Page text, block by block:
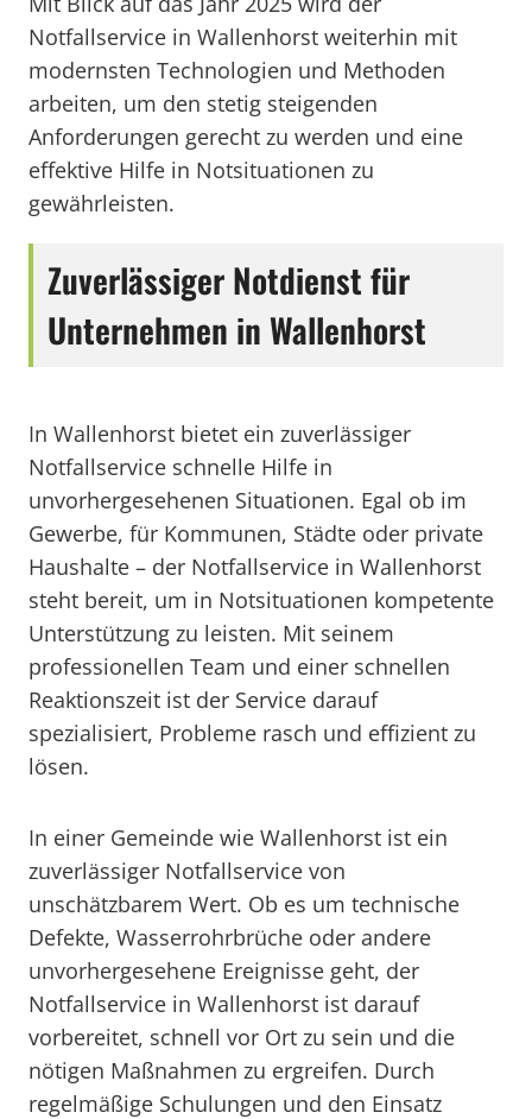
Notfallservice in Wallenhorst weiterhin mit
modernsten Technologien und Methoden
arbeiten, um den stetig steigenden
Anforderungen gerecht zu werden und eine
effektive Hilfe in Notsituationen zu
gewährleisten.
Zuverlässiger Notdienst für
Unternehmen in Wallenhorst
In Wallenhorst bietet ein zuverlässiger
Notfallservice schnelle Hilfe in
unvorhergesehenen Situationen. Egal ob im
Gewerbe, für Kommunen, Städte oder private
Haushalte – der Notfallservice in Wallenhorst
steht bereit, um in Notsituationen kompetente
Unterstützung zu leisten. Mit seinem
professionellen Team und einer schnellen
Reaktionszeit ist der Service darauf
spezialisiert, Probleme rasch und effizient zu
lösen.
In einer Gemeinde wie Wallenhorst ist ein
zuverlässiger Notfallservice von
unschätzbarem Wert. Ob es um technische
Defekte, Wasserrohrbrüche oder andere
unvorhergesehene Ereignisse geht, der
Notfallservice in Wallenhorst ist darauf
vorbereitet, schnell vor Ort zu sein und die
nötigen Maßnahmen zu ergreifen. Durch
regelmäßige Schulungen und den Einsatz